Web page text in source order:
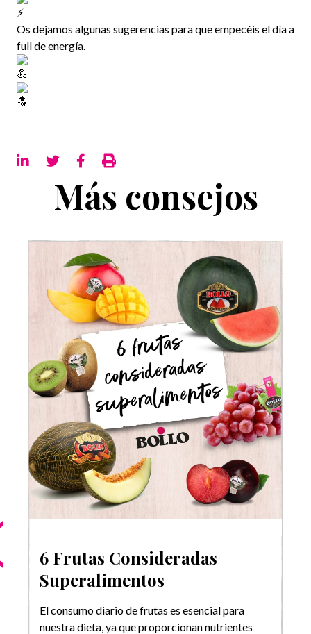
Os dejamos algunas sugerencias para que empecéis el día a
full de energía.
Más consejos
6 Frutas Consideradas
Superalimentos
El consumo diario de frutas es esencial para
nuestra dieta, ya que proporcionan nutrientes